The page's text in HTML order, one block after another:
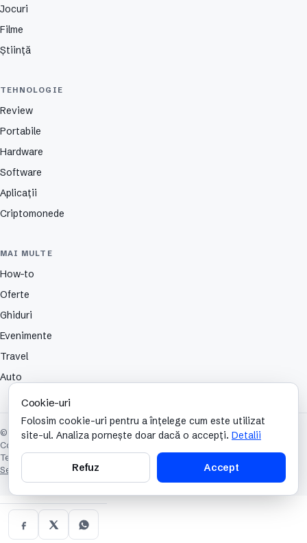
Jocuri
Filme
Știință
TEHNOLOGIE
Review
Portabile
Hardware
Software
Aplicații
Criptomonede
MAI MULTE
How-to
Oferte
Ghiduri
Evenimente
Travel
Auto
© 2026 TechCafe. Toate drepturile rezervate.
Contact
Termeni și condiții
Setări cookie-uri
Cookie-uri
Folosim cookie-uri pentru a înțelege cum este utilizat
site-ul. Analiza pornește doar dacă o accepți. Detalii
Refuz Accept